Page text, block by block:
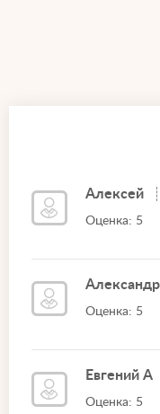
Алексей
Оценка: 5
Оценка: 5
Евгений А
Оценка: 5